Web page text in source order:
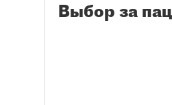
Выбор за